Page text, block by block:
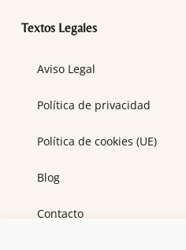
Textos Legales
Aviso Legal
Política de privacidad
Política de cookies (UE)
Blog
Contacto